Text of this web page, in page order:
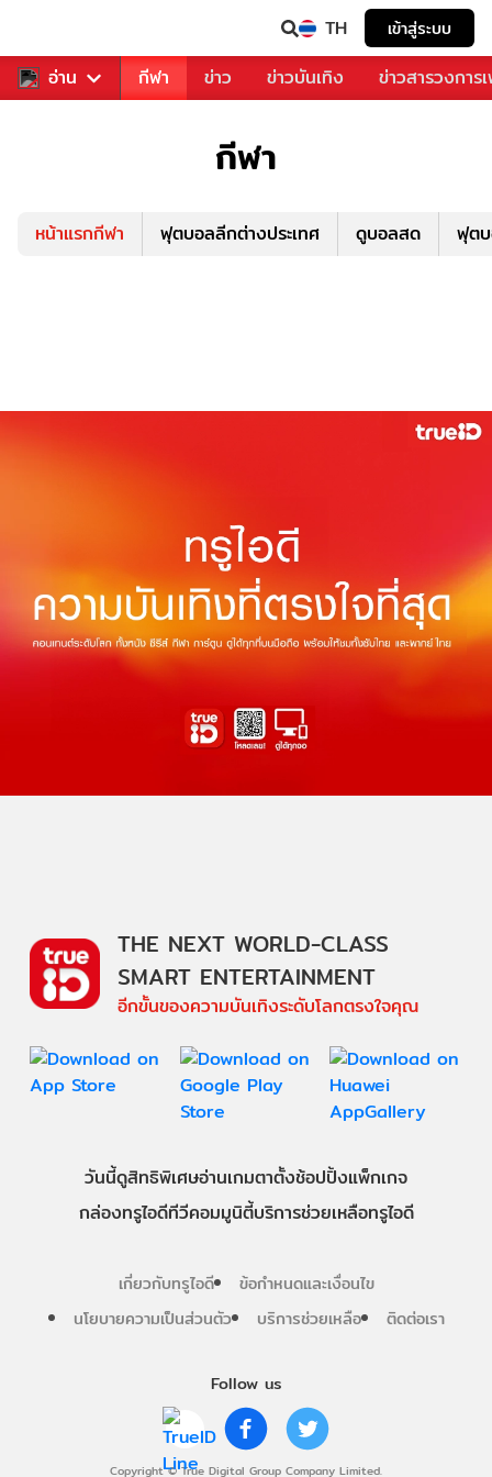
TH เข้าสู่ระบบ
อ่าน
สำหรับคุณ กีฬา ข่าว ข่าวบันเทิง ข่าวสารวงการ
กีฬา
หน้าแรกกีฬา ฟุตบอลลีกต่างประเทศ ดูบอลสด ฟุต
Follow us
Copyright © True Digital Group Company Limited.
THE NEXT WORLD-CLASS
SMART ENTERTAINMENT
อีกขั้นของความบันเทิงระดับโลกตรงใจคุณ
วันนี้ดูสิทธิพิเศษอ่านเกมตาตั้งช้อปปิ้งแพ็กเกจ
กล่องทรูไอดีทีวีคอมมูนิตี้บริการช่วยเหลือทรูไอดี
เกี่ยวกับทรูไอดี
ข้อกำหนดและเงื่อนไข
นโยบายความเป็นส่วนตัว
บริการช่วยเหลือ ติดต่อเรา